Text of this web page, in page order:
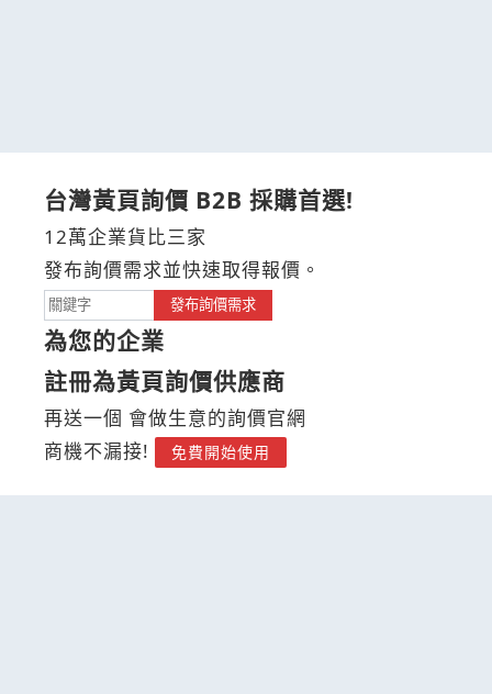
台灣黃頁詢價 B2B 採購首選!
12萬企業貨比三家
發布詢價需求並快速取得報價。
發布詢價需求
為您的企業
註冊為黃頁詢價供應商
再送一個 會做生意的詢價官網
商機不漏接!
免費開始使用